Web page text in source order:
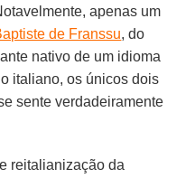
apenas um
de Franssu, do
nativo de um idioma
italiano, os únicos dois
sente verdadeiramente
reitalianização da